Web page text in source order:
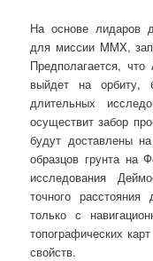
На основе лидаров
для миссии MMX,
Предполагается,
выйдет на орбиту,
длительных
осуществит забор
будут доставлены
образцов грунта на
исследования
точного
только с
топографических
свойств.